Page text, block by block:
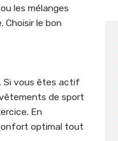
les mélanges
le bon
Si vous êtes actif
de sport
En
optimal tout